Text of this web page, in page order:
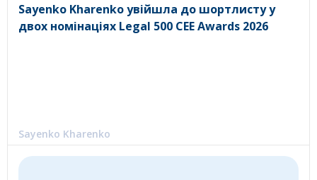
Sayenko Kharenko увійшла до шортлисту у
двох номінаціях Legal 500 CEE Awards 2026
Sayenko Kharenko